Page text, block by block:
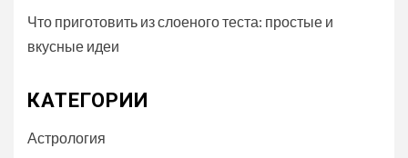
Что приготовить из слоеного теста: простые и
вкусные идеи
КАТЕГОРИИ
Астрология